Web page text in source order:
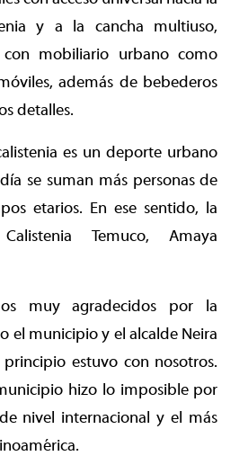
y a la cancha multiuso,
mobiliario urbano como
además de bebederos
detalles.
es un deporte urbano
se suman más personas de
etarios. En ese sentido, la
Temuco, Amaya
muy agradecidos por la
el municipio y el alcalde Neira
estuvo con nosotros.
hizo lo imposible por
nivel internacional y el más